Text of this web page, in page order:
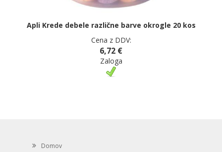
Apli Krede debele različne barve okrogle 20 kos
Cena z DDV:
6,72 €
Zaloga
Domov